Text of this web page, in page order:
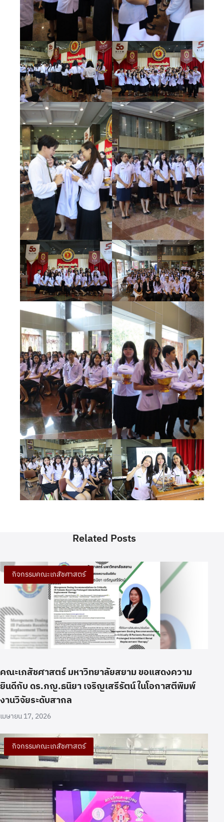
Related Posts
กิจกรรมคณะเภสัชศาสตร์
คณะเภสัชศาสตร์ มหาวิทยาลัยสยาม ขอแสดงความ
ยินดีกับ ดร.ภญ.ธนิยา เจริญเสรีรัตน์ ในโอกาสตีพิมพ์
งานวิจัยระดับสากล
เมษายน 17, 2026
กิจกรรมคณะเภสัชศาสตร์